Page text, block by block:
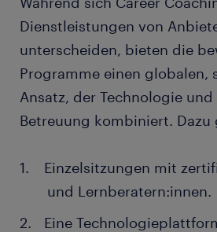
Dienstleistungen von
unterscheiden, bieten die
Programme einen globalen,
Ansatz, der Technologie
Betreuung kombiniert. Dazu
Einzelsitzungen mit
und Lernberatern:innen.
Eine